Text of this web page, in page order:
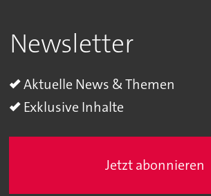
Newsletter
Aktuelle News & Themen
Exklusive Inhalte
Jetzt abonnieren